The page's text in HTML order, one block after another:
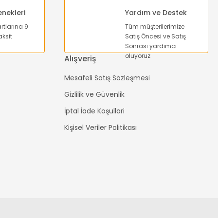
9
Yardım ve Destek
Tüm müşterilerimize
Satış Öncesi ve Satış
Sonrası yardımcı
oluyoruz
Alışveriş
Mesafeli Satış Sözleşmesi
Gizlilik ve Güvenlik
İptal İade Koşullari
Kişisel Veriler Politikası